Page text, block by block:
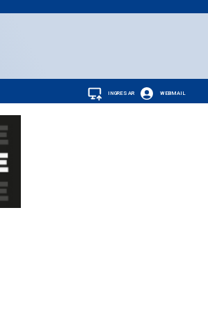
WEBMAIL
INGRESAR